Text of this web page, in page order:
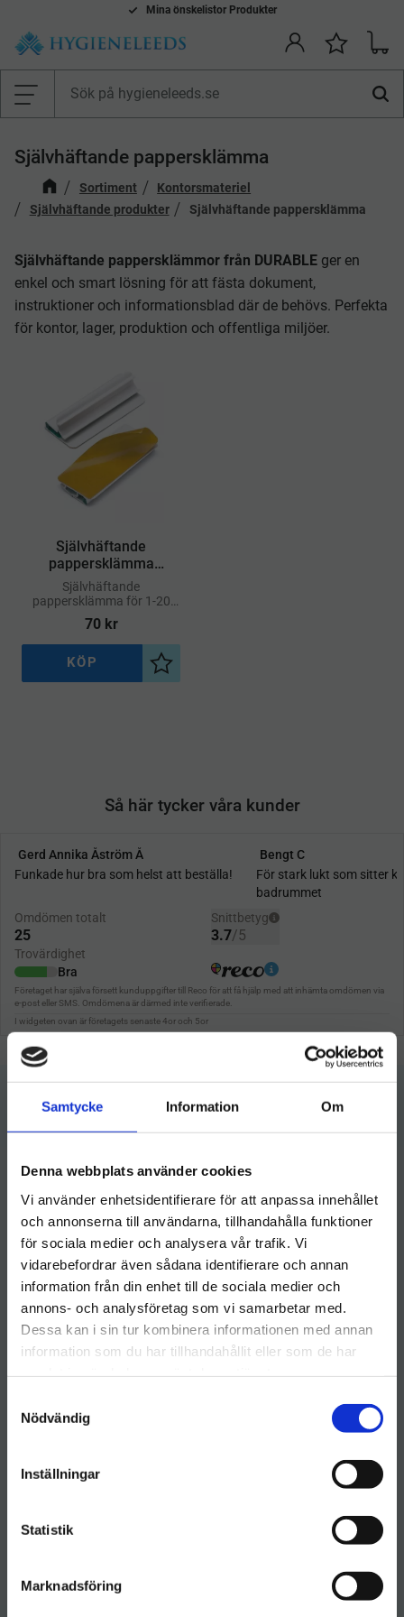
Samtycke Information Om
Denna webbplats använder cookies
Vi använder enhetsidentifierare för att anpassa innehållet
och annonserna till användarna, tillhandahålla funktioner
för sociala medier och analysera vår trafik. Vi
vidarebefordrar även sådana identifierare och annan
information från din enhet till de sociala medier och
annons- och analysföretag som vi samarbetar med.
Dessa kan i sin tur kombinera informationen med annan
information som du har tillhandahållit eller som de har
Nödvändig
Inställningar
Statistik
Marknadsföring
Meny
Mina önskelistor Produkter
Självhäftande pappersklämma
Sortiment
Kontorsmateriel
Självhäftande produkter
Självhäftande pappersklämma
Självhäftande pappersklämmor från DURABLE ger en
enkel och smart lösning för att fästa dokument,
instruktioner och informationsblad där de behövs. Perfekta
för kontor, lager, produktion och offentliga miljöer.
Självhäftande
pappersklämma
VARIOCLIP® 5/fp
Självhäftande
pappersklämma för 1-20
ark.
70kr
Lägg till i önskelista
KÖP
Så här tycker våra kunder
Hygieneleeds
Kundtjänst: 076 023 4959
Organisationsnummer: 770124-7616
Fakturaadress:
Varuvägen 9
Helgfria vardagar 08.00-17.00
Följ Hygieneleeds på sociala medier
Välkommen till hygieneleeds.se
Vill du handla som företag eller privatperson?
FÖRETAG
Priser visas inkl. moms